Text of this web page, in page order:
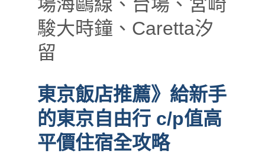
駿大時鐘、Caretta汐
留
東京飯店推薦》給新手
的東京自由行 c/p值高
平價住宿全攻略